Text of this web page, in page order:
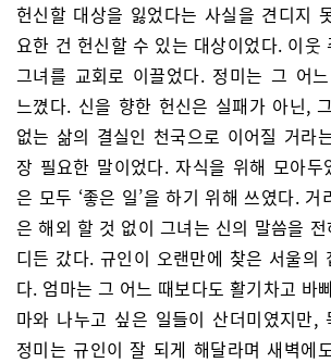
헌신할 대상을 잃었다는 사실을 견디지
요한 건 헌신할 수 있는 대상이었다. 이웃
그녀를 교회로 이끌었다. 정미는 그 어
느꼈다. 신을 향한 헌신은 실패가 아닌,
없는 삶의 결실인 천국으로 이어질 거라
장 필요한 말이었다. 자식을 위해 모아
은 모두 ‘좋은 일’을 하기 위해 쓰였다.
은 해외 할 것 없이 그녀는 신의 말씀을
디든 갔다. 규인이 오랜만에 찾은 서울의
다. 엄마는 그 어느 때보다도 활기차고 바
마와 나누고 싶은 일들이 산더미였지만,
정미는 규인이 잘 되게 해달라며 새벽에